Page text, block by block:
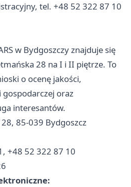
tel. +48 52 322 87 10
w Bydgoszczy znajduje się
28 na I i II piętrze. To
o ocenę jakości,
gospodarczej oraz
interesantów.
85-039 Bydgoszcz
+48 52 322 87 10